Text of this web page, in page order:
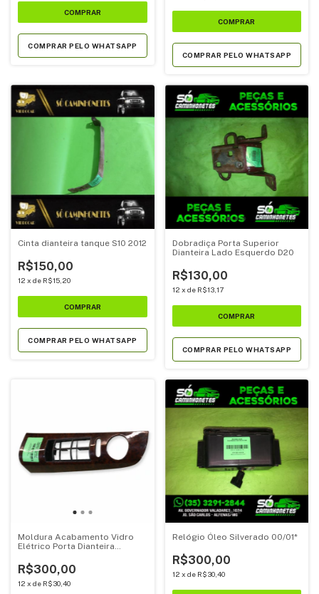
COMPRAR PELO WHATSAPP
COMPRAR PELO WHATSAPP
Cinta dianteira tanque S10 2012
R$150,00
12 x de R$15,20
COMPRAR PELO WHATSAPP
Dobradiça Porta Superior
Dianteira Lado Esquerdo D20
R$130,00
12 x de R$13,17
COMPRAR PELO WHATSAPP
Moldura Acabamento Vidro
Elétrico Porta Dianteira
Cabine Dupla 2007 a 2008
Original
R$300,00
12 x de R$30,40
Relógio Óleo Silverado 00/01*
R$300,00
12 x de R$30,40